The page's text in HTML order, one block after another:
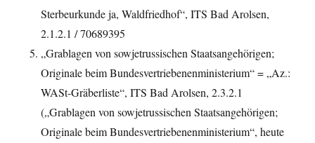
Sterbeurkunde ja, Waldfriedhof“, ITS Bad Arolsen,
2.1.2.1 / 70689395
„Grablagen von sowjetrussischen Staatsangehörigen;
Originale beim Bundesvertriebenenministerium“ = „Az.:
WASt-Gräberliste“, ITS Bad Arolsen, 2.3.2.1
(„Grablagen von sowjetrussischen Staatsangehörigen;
Originale beim Bundesvertriebenenministerium“, heute